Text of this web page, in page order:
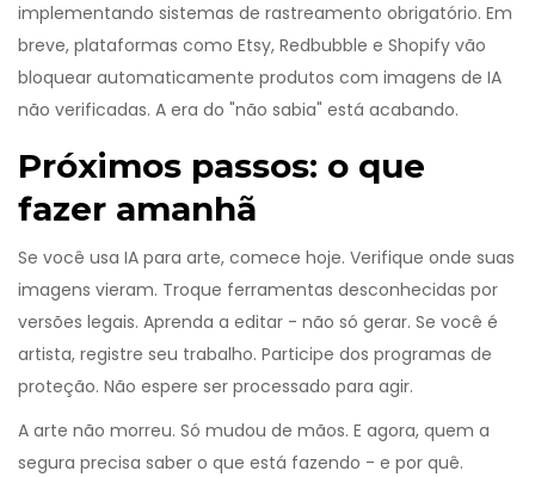
implementando sistemas de rastreamento obrigatório. Em
breve, plataformas como Etsy, Redbubble e Shopify vão
bloquear automaticamente produtos com imagens de IA
não verificadas. A era do "não sabia" está acabando.
Próximos passos: o que
fazer amanhã
Se você usa IA para arte, comece hoje. Verifique onde suas
imagens vieram. Troque ferramentas desconhecidas por
versões legais. Aprenda a editar - não só gerar. Se você é
artista, registre seu trabalho. Participe dos programas de
proteção. Não espere ser processado para agir.
A arte não morreu. Só mudou de mãos. E agora, quem a
segura precisa saber o que está fazendo - e por quê.